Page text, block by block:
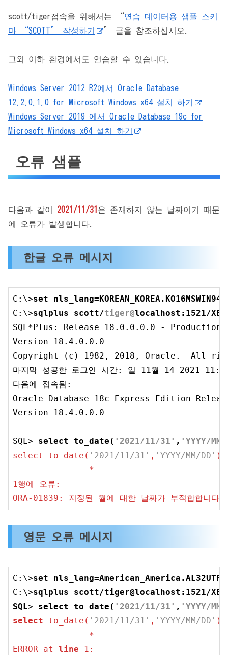
scott/tiger접속을 위해서는 “연습 데이터용 샘플 스키
마 “SCOTT” 작성하기
” 글을 참조하십시오.
그외 이하 환경에서도 연습할 수 있습니다.
Windows Server 2012 R2에서 Oracle Database
12.2.0.1.0 for Microsoft Windows x64 설치 하기
Windows Server 2019 에서 Oracle Database 19c for
Microsoft Windows x64 설치 하기
오류 샘플
다음과 같이 2021/11/31 은 존재하지 않는 날짜이기 때문
에 오류가 발생합니다.
한글 오류 메시지
C:\>set
C:\>sqlplus scott/tiger@localhost: 1521/
SQL*Plus: Release
18.0 .0 .0 .0 - Production
Version
18.4 .0 .0 .0
Copyright (c)
1982 , 2018 , Oracle.  All
마지막 성공한 로그인 시간: 일
11월 14 2021 11 :
다음에 접속됨:
Oracle Database
18c Express Edition
Version
18.4 .0 .0 .0
SQL> select to_date( ' 2021/11/31 ' , 'YYYY/
select to_date( '2021/11/31' , 'YYYY/MM/DD' )
1행에 오류:
ORA-01839 : 지정된 월에 대한 날짜가 부적합합니다
영문 오류 메시지
C:\>set nls_lang=American_America.AL32UTF8
C:\>sqlplus scott/tiger@localhost: 1521/
SQL> select to_date( ' 2021/11/31 ' , 'YYYY/
select to_date( '2021/11/31' , 'YYYY/MM/DD' )
               *
ERROR at line 1 :